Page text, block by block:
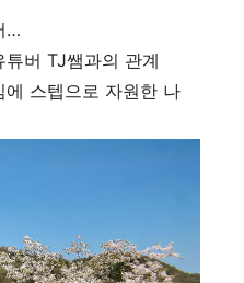
…
버 TJ쌤과의 관계
스텝으로 자원한 나